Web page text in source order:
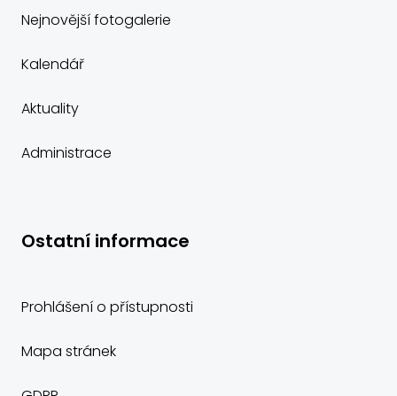
Nejnovější fotogalerie
Kalendář
Aktuality
Administrace
Ostatní informace
Prohlášení o přístupnosti
Mapa stránek